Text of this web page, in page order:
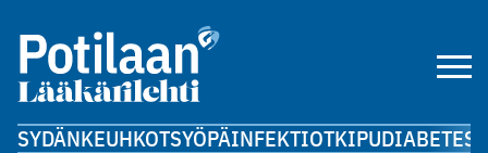
SYDÄNKEUHKOTSYÖPÄINFEKTIOTKIPUDIABETES